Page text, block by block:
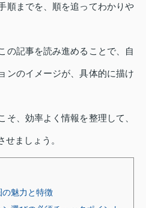
順までを、順を追ってわかりや
の記事を読み進めることで、自
ンのイメージが、具体的に描け
そ、効率よく情報を整理して、
ましょう。
の魅力と特徴